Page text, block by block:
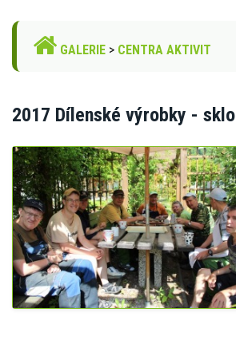
GALERIE > CENTRA AKTIVIT
2017 Dílenské výrobky - sklo